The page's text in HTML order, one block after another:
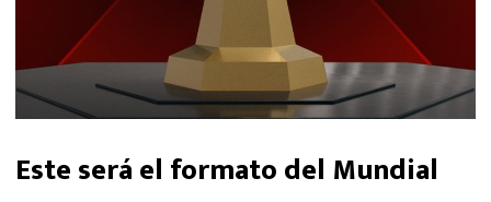
Este será el formato del Mundial